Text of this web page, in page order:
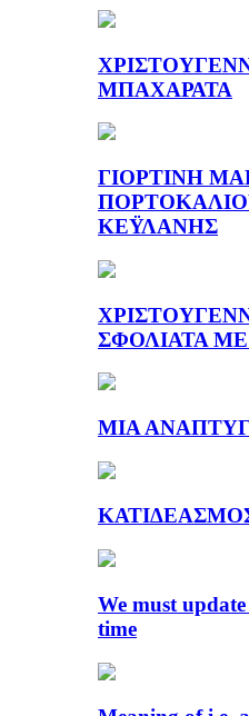
ΜΠΑΧΑΡΑΤΑ
ΓΙΟΡΤΙΝΗ
ΚΕΫΛΑΝΗΣ
ΣΦΟΛΙΑΤΑ
ΜΙΑ
ΚΑΤΙΔΕΑΣΜΟΣ
We must
time